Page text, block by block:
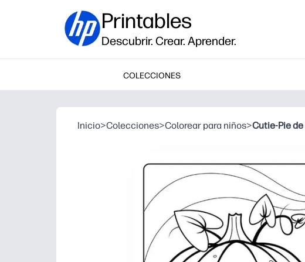
Printables
Descubrir. Crear. Aprender.
COLECCIONES
Inicio>Colecciones>Colorear para niños>Cutie-Pie